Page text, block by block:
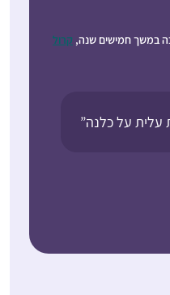
במשך חמישים שנה, קרול
עלית על כלנה”